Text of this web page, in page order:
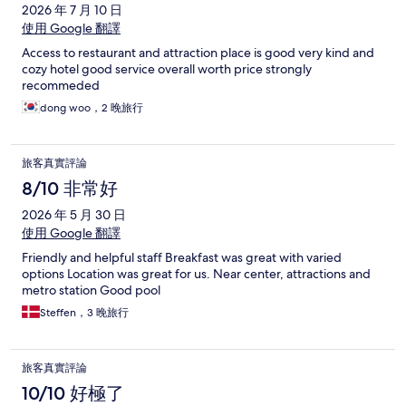
2026 年 7 月 10 日
使用 Google 翻譯
Access to restaurant and attraction place is good very kind and
cozy hotel good service overall worth price strongly
recommeded
dong woo，2 晚旅行
旅客真實評論
8/10 非常好
2026 年 5 月 30 日
使用 Google 翻譯
Friendly and helpful staff Breakfast was great with varied
options Location was great for us. Near center, attractions and
metro station Good pool
Steffen，3 晚旅行
旅客真實評論
10/10 好極了